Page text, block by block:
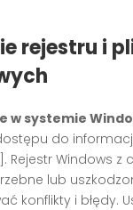
rejestru i
w systemie
do
Rejestr Windows z
lub
konflikty i błędy.